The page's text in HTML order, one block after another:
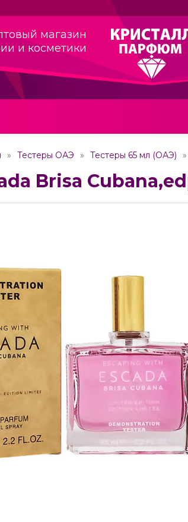
магазин
и косметики
Тестеры ОАЭ Тестеры 65 мл (ОАЭ)
Brisa